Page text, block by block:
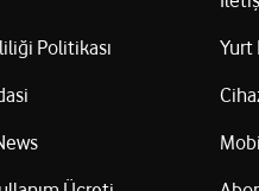
Politikası
Yurt